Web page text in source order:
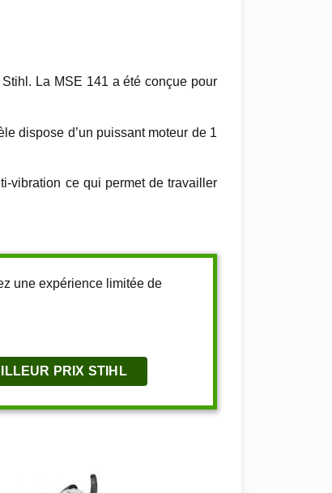
La MSE 141 a été conçue pour
dispose d’un puissant moteur de 1
vibration ce qui permet de travailler
une expérience limitée de
PRIX STIHL